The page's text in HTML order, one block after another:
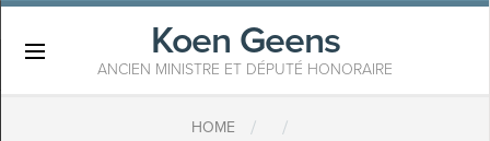
Koen Geens
ANCIEN MINISTRE ET DÉPUTÉ HONORAIRE
HOME / /